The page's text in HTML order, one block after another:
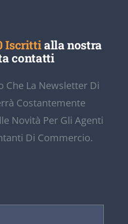
Iscrittialla nostra
contatti
Che La Newsletter Di
Costantemente
Novità Per Gli Agenti
Di Commercio.